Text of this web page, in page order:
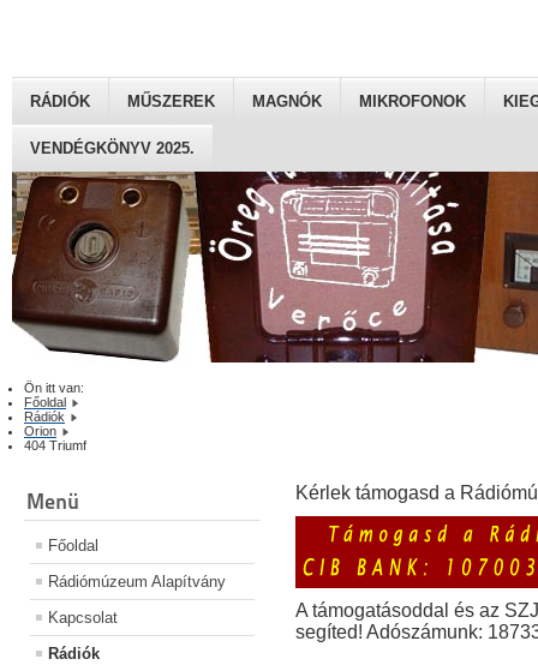
RÁDIÓK MŰSZEREK MAGNÓK MIKROFONOK
VENDÉGKÖNYV 2025.
Ön itt van:
Főoldal
Rádiók
Orion
404 Triumf
Menü
Főoldal
Rádiómúzeum Alapítvány
Kapcsolat
Rádiók
Kérlek támogasd a
A támogatásoddal és az
segíted! Adószámunk: